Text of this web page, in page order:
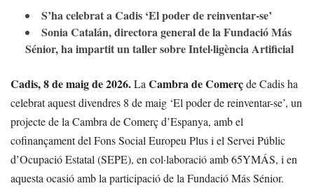
S’ha celebrat a Cadis ‘El poder de reinventar-se’
Sonia Catalán, directora general de la Fundació Más
Sénior, ha impartit un taller sobre Intel·ligència Artificial
Cadis, 8 de maig de 2026.LaCambra de Comerçde Cadis ha
celebrat aquest divendres 8 de maig ‘El poder de reinventar-se’, un
projecte de la Cambra de Comerç d’Espanya, amb el
cofinançament del Fons Social Europeu Plus i el Servei Públic
d’Ocupació Estatal (SEPE), en col·laboració amb 65YMÁS, i en
aquesta ocasió amb la participació de la Fundació Más Sénior.